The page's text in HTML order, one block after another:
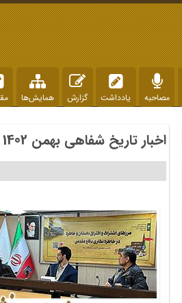
مصاحبه یادداشت گزارش همایش‌ها
اخبار تاریخ شفاهی بهمن 1402